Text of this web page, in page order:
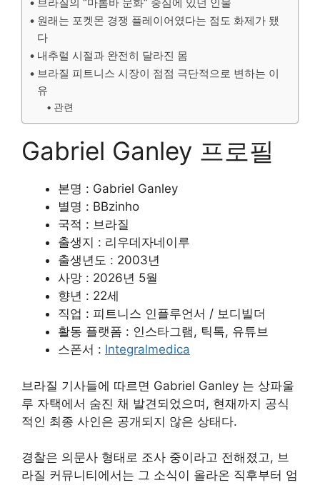
브라질의 “마롬바 문화” 중심에 있던 인물
원래는 포켓몬 경쟁 플레이어였다는 점도 화제가 됐
다
내추럴 시절과 완전히 달라진 몸
브라질 피트니스 시장이 점점 극단적으로 변하는 이
유
관련
Gabriel Ganley 프로필
본명 : Gabriel Ganley
별명 : BBzinho
국적 : 브라질
출생지 : 리우데자네이루
출생년도 : 2003년
사망 : 2026년 5월
향년 : 22세
직업 : 피트니스 인플루언서 / 보디빌더
활동 플랫폼 : 인스타그램, 틱톡, 유튜브
스폰서 : Integralmedica
브라질 기사들에 따르면 Gabriel Ganley 는 상파울
루 자택에서 숨진 채 발견되었으며, 현재까지 공식
적인 최종 사인은 공개되지 않은 상태다.
경찰은 의문사 형태로 조사 중이라고 전해졌고, 브
라질 커뮤니티에서는 그 소식이 올라온 직후부터 엄